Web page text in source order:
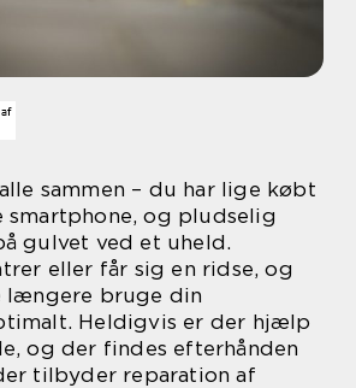
sammen – du har lige købt
smartphone, og pludselig
gulvet ved et uheld.
eller får sig en ridse, og
længere bruge din
Heldigvis er der hjælp
og der findes efterhånden
tilbyder reparation af